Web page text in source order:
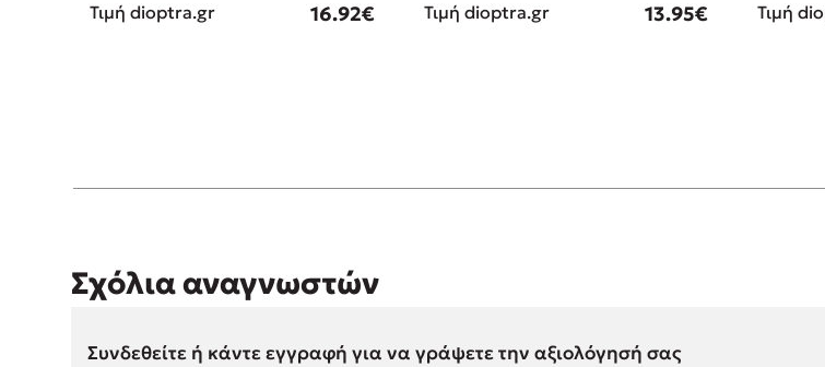
Τιμή dioptra.gr
16.92€
Τιμή dioptra.gr
13.95€
Τιμή
Σχόλια αναγνωστών
Συνδεθείτε ή κάντε εγγραφή για να γράψετε την αξιολόγησή σας